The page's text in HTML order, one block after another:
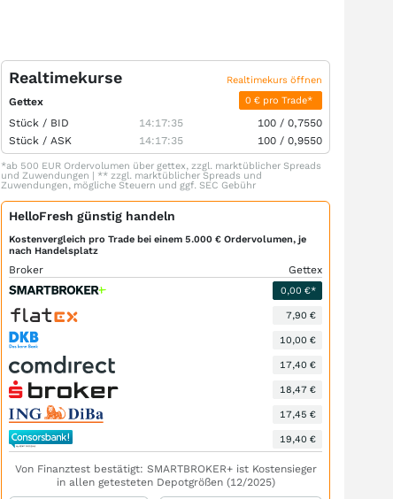
Realtimekurse Realtimekurs öffnen
Gettex 0 € pro Trade*
Stück / BID 14:17:35 100 / 0,7550
Stück / ASK 14:17:35 100 / 0,9550
*ab 500 EUR Ordervolumen über gettex, zzgl. marktüblicher Spreads
und Zuwendungen | ** zzgl. marktüblicher Spreads und
Zuwendungen, mögliche Steuern und ggf. SEC Gebühr
HelloFresh günstig handeln
Kostenvergleich pro Trade bei einem 5.000 € Ordervolumen, je
nach Handelsplatz
Broker Gettex
0,00 €*
7,90 €
10,00 €
17,40 €
18,47 €
17,45 €
19,40 €
Von Finanztest bestätigt: SMARTBROKER+ ist Kostensieger
in allen getesteten Depotgrößen (12/2025)